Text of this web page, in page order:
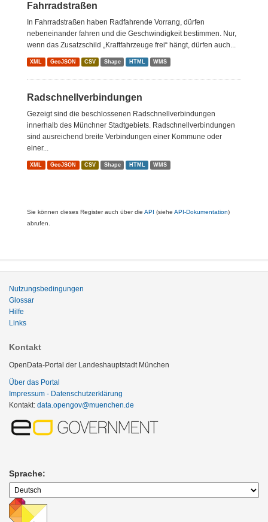
Fahrradstraßen
In Fahrradstraßen haben Radfahrende Vorrang, dürfen
nebeneinander fahren und die Geschwindigkeit bestimmen. Nur,
wenn das Zusatzschild „Kraftfahrzeuge frei“ hängt, dürfen auch...
XML GeoJSON CSV Shape HTML WMS
Radschnellverbindungen
Gezeigt sind die beschlossenen Radschnellverbindungen
innerhalb des Münchner Stadtgebiets. Radschnellverbindungen
sind ausreichend breite Verbindungen einer Kommune oder
einer...
XML GeoJSON CSV Shape HTML WMS
Sie können dieses Register auch über die API (siehe API-Dokumentation)
abrufen.
Nutzungsbedingungen
Glossar
Hilfe
Links
Kontakt
OpenData-Portal der Landeshauptstadt München
Über das Portal
Impressum - Datenschutzerklärung
Kontakt: data.opengov@muenchen.de
Sprache